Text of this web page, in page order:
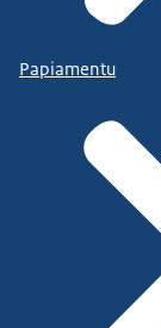
Papiamentu